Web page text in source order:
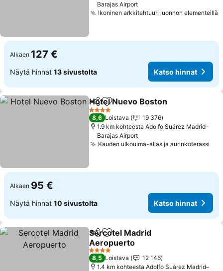
Barajas Airport
Ikoninen arkkitehtuuri luonnon elementeillä
Alkaen 127 €
Näytä hinnat 13 sivustolta Katso hinnat
Jaa Lisää suosikkeihin
Hotel Nuevo Boston
4 Tähtiluokitus
8,6 Loistava
19 376
1.9 km kohteesta Adolfo Suárez Madrid–
Barajas Airport
Kauden ulkouima-allas ja aurinkoterassi
Alkaen 95 €
Näytä hinnat 10 sivustolta Katso hinnat
Jaa Lisää suosikkeihin
Sercotel Madrid
Aeropuerto
4 Tähtiluokitus
8,5 Loistava
12 146
1.4 km kohteesta Adolfo Suárez Madrid–